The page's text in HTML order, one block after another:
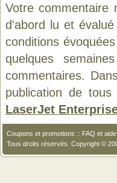
Votre
d'abord lu et
conditions
quelques
commentaires.
publication de
LaserJet
Coupons et promotions :: FAQ et aide
Tous droits réservés. Copyright ©